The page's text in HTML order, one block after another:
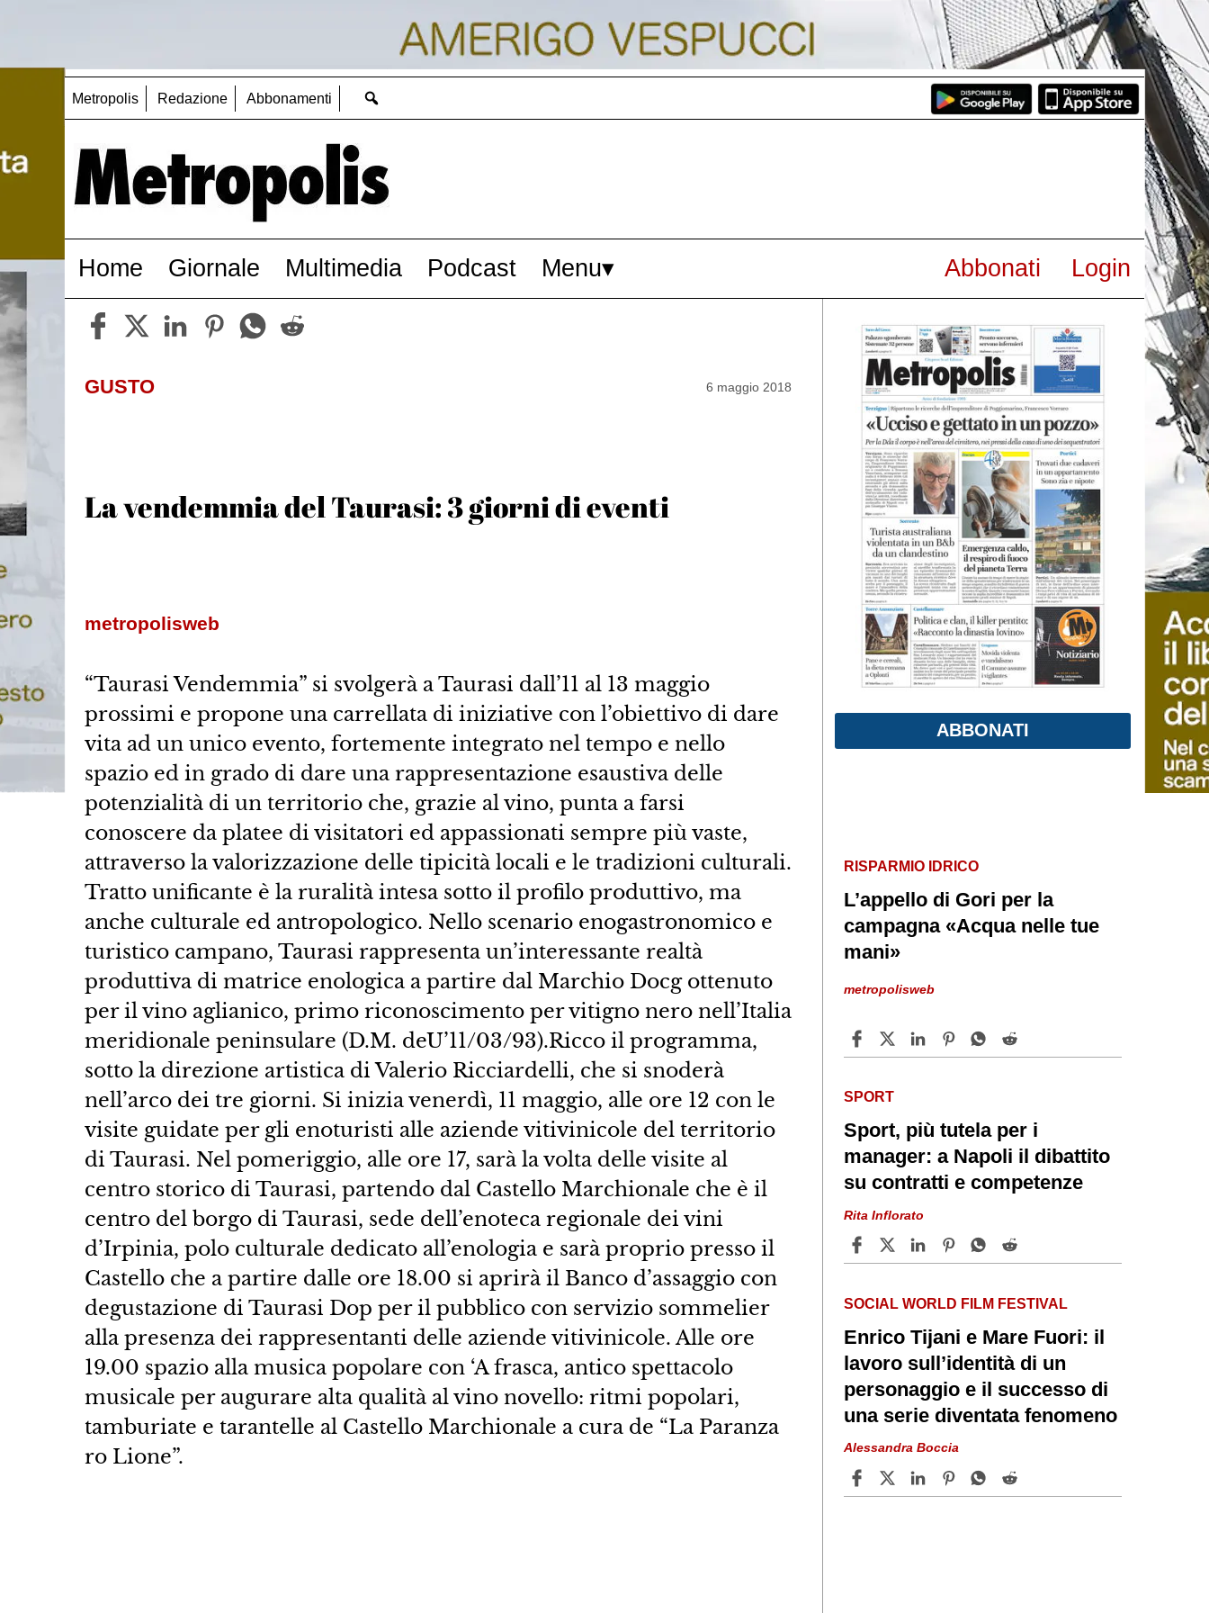
Metropolis Redazione Abbonamenti
Home Giornale Multimedia Podcast Menu Abbonati Login
GUSTO 6 maggio 2018
La vendemmia del Taurasi: 3 giorni di eventi
metropolisweb
“Taurasi Vendemmia” si svolgerà a Taurasi dall’11 al 13 maggio
prossimi e propone una carrellata di iniziative con l’obiettivo di dare
vita ad un unico evento, fortemente integrato nel tempo e nello
spazio ed in grado di dare una rappresentazione esaustiva delle
potenzialità di un territorio che, grazie al vino, punta a farsi
conoscere da platee di visitatori ed appassionati sempre più vaste,
attraverso la valorizzazione delle tipicità locali e le tradizioni culturali.
Tratto unificante è la ruralità intesa sotto il profilo produttivo, ma
anche culturale ed antropologico. Nello scenario enogastronomico e
turistico campano, Taurasi rappresenta un’interessante realtà
produttiva di matrice enologica a partire dal Marchio Docg ottenuto
per il vino aglianico, primo riconoscimento per vitigno nero nell’Italia
meridionale peninsulare (D.M. deU’11/03/93).Ricco il programma,
sotto la direzione artistica di Valerio Ricciardelli, che si snoderà
nell’arco dei tre giorni. Si inizia venerdì, 11 maggio, alle ore 12 con le
visite guidate per gli enoturisti alle aziende vitivinicole del territorio
di Taurasi. Nel pomeriggio, alle ore 17, sarà la volta delle visite al
centro storico di Taurasi, partendo dal Castello Marchionale che è il
centro del borgo di Taurasi, sede dell’enoteca regionale dei vini
d’Irpinia, polo culturale dedicato all’enologia e sarà proprio presso il
Castello che a partire dalle ore 18.00 si aprirà il Banco d’assaggio con
degustazione di Taurasi Dop per il pubblico con servizio sommelier
alla presenza dei rappresentanti delle aziende vitivinicole. Alle ore
19.00 spazio alla musica popolare con ‘A frasca, antico spettacolo
musicale per augurare alta qualità al vino novello: ritmi popolari,
tamburiate e tarantelle al Castello Marchionale a cura de “La Paranza
ro Lione”.
ABBONATI
RISPARMIO IDRICO
L’appello di Gori per la
campagna «Acqua nelle tue
mani»
metropolisweb
SPORT
Sport, più tutela per i
manager: a Napoli il dibattito
su contratti e competenze
Rita Inflorato
SOCIAL WORLD FILM FESTIVAL
Enrico Tijani e Mare Fuori: il
lavoro sull’identità di un
personaggio e il successo di
una serie diventata fenomeno
Alessandra Boccia